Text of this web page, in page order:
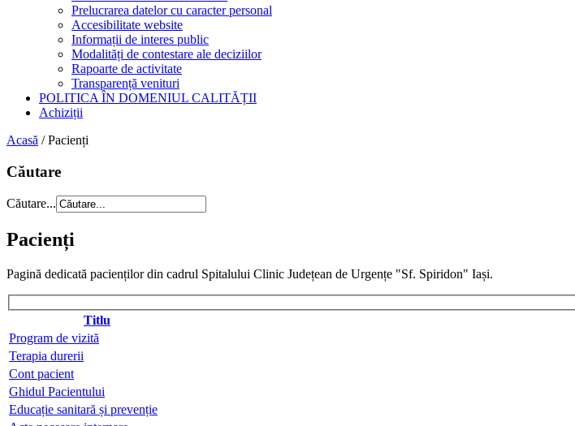
Prelucrarea datelor cu caracter personal
Accesibilitate website
Informații de interes public
Modalități de contestare ale deciziilor
Rapoarte de activitate
Transparență venituri
POLITICA ÎN DOMENIUL CALITĂȚII
Achiziții
Acasă /Pacienți
Căutare
Căutare...
Pacienți
Pagină dedicată pacienților din cadrul Spitalului Clinic Județean de Urgențe "Sf. Spiridon" Iași.
Titlu
Program de vizită
Terapia durerii
Cont pacient
Ghidul Pacientului
Educație sanitară și prevenție